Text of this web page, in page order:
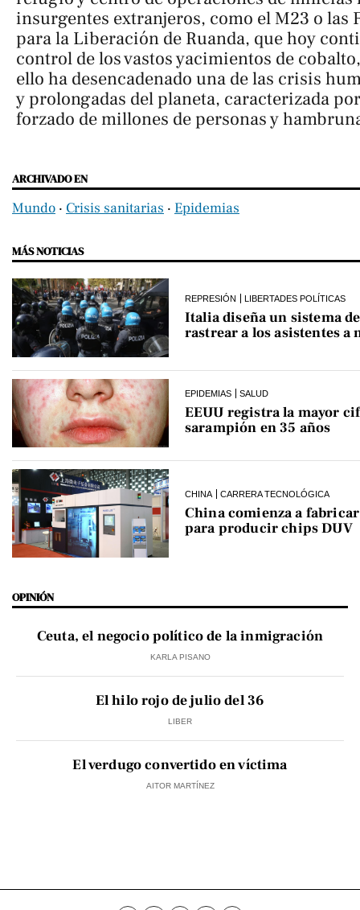
insurgentes extranjeros, como el M23 o las
para la Liberación de Ruanda, que hoy
control de los vastos yacimientos de
ello ha desencadenado una de las crisis
y prolongadas del planeta, caracterizada
forzado de millones de personas y
ARCHIVADO EN
Mundo ‧ Crisis sanitarias ‧ Epidemias
MÁS NOTICIAS
REPRESIÓN LIBERTADES POLÍTICAS
Italia diseña un sistema
rastrear a los asistentes a
EPIDEMIAS SALUD
EEUU registra la mayor
sarampión en 35 años
CHINA CARRERA TECNOLÓGICA
China comienza a
para producir chips DUV
OPINIÓN
Ceuta, el negocio político de la inmigración
KARLA PISANO
El hilo rojo de julio del 36
LIBER
El verdugo convertido en víctima
AITOR MARTÍNEZ